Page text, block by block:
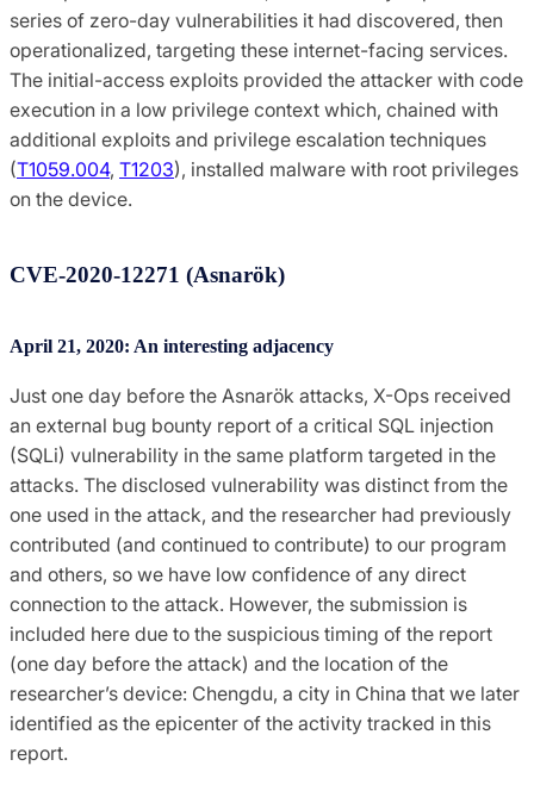
series of zero-day vulnerabilities it had discovered, then
operationalized, targeting these internet-facing services.
The initial-access exploits provided the attacker with code
execution in a low privilege context which, chained with
additional exploits and privilege escalation techniques
(T1059.004, T1203), installed malware with root privileges
on the device.
CVE-2020-12271 (Asnarök)
April 21, 2020: An interesting adjacency
Just one day before the Asnarök attacks, X-Ops received
an external bug bounty report of a critical SQL injection
(SQLi) vulnerability in the same platform targeted in the
attacks. The disclosed vulnerability was distinct from the
one used in the attack, and the researcher had previously
contributed (and continued to contribute) to our program
and others, so we have low confidence of any direct
connection to the attack. However, the submission is
included here due to the suspicious timing of the report
(one day before the attack) and the location of the
researcher’s device: Chengdu, a city in China that we later
identified as the epicenter of the activity tracked in this
report.